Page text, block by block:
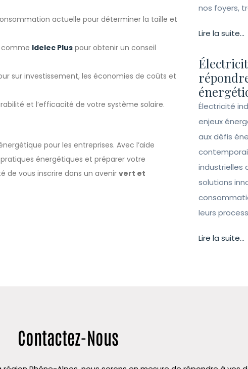
actuelle pour déterminer la taille et
comme Idelec Plus pour obtenir un conseil
sur investissement, les économies de coûts et
et l’efficacité de votre système solaire.
pour les entreprises. Avec l’aide
énergétiques et préparer votre
de vous inscrire dans un avenir vert et
nos foyers,
Lire la suite...
Électricité
enjeux
aux défis
industrielles
solutions
leurs
Lire la suite...
Contactez-Nous